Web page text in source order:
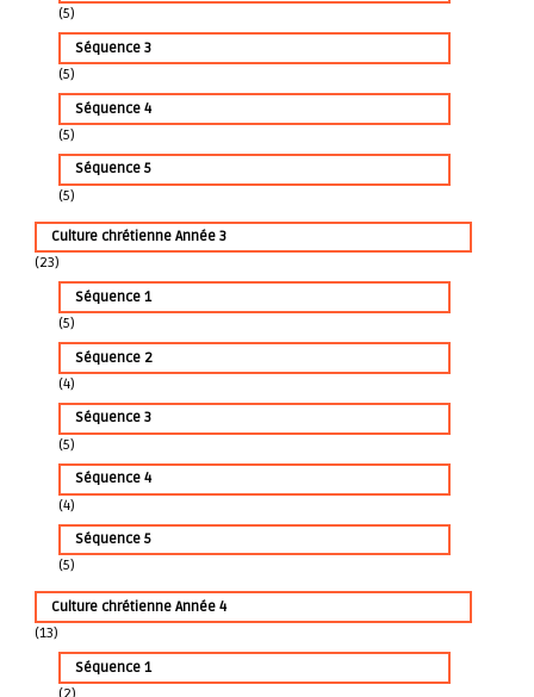
(5)
Séquence 3
(5)
Séquence 4
(5)
Séquence 5
(5)
Culture chrétienne Année 3
(23)
Séquence 1
(5)
Séquence 2
(4)
Séquence 3
(5)
Séquence 4
(4)
Séquence 5
(5)
Culture chrétienne Année 4
(13)
Séquence 1